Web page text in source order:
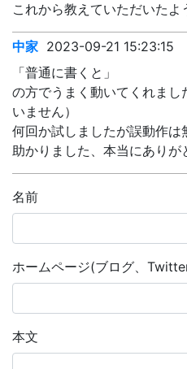
これから教えていただいたよ
中家 2023-09-21 15:23:15
「普通に書くと」
の方でうまく動いてくれま
いません）
何回か試しましたが誤動作は
助かりました、本当にありが
名前
ホームページ(ブログ、
本文